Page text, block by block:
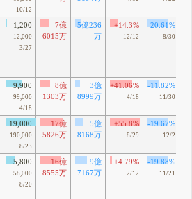
10/12
1,200
12,000
3/27
7億
6015万
5億236
万
+14.3%
12/12
-20.61%
8/30
9,900
99,000
4/18
8億
1303万
3億
8999万
+41.06%
4/18
-11.82%
11/30
19,000
190,000
8/23
17億
5826万
5億
8168万
+55.8%
8/29
-19.67%
12/2
5,800
58,000
8/20
16億
8555万
9億
7167万
+4.79%
2/12
-19.88%
11/21